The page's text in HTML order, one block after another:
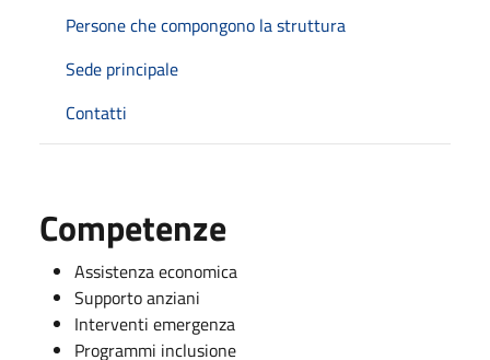
Persone che compongono la struttura
Sede principale
Contatti
Competenze
Assistenza economica
Supporto anziani
Interventi emergenza
Programmi inclusione